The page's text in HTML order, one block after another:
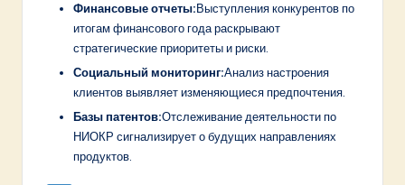
Финансовые отчеты:Выступления конкурентов по
итогам финансового года раскрывают
стратегические приоритеты и риски.
Социальный мониторинг:Анализ настроения
клиентов выявляет изменяющиеся предпочтения.
Базы патентов:Отслеживание деятельности по
НИОКР сигнализирует о будущих направлениях
продуктов.